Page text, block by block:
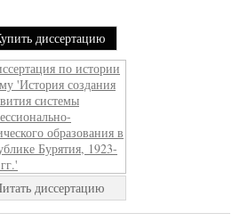
диссертацию
диссертацию